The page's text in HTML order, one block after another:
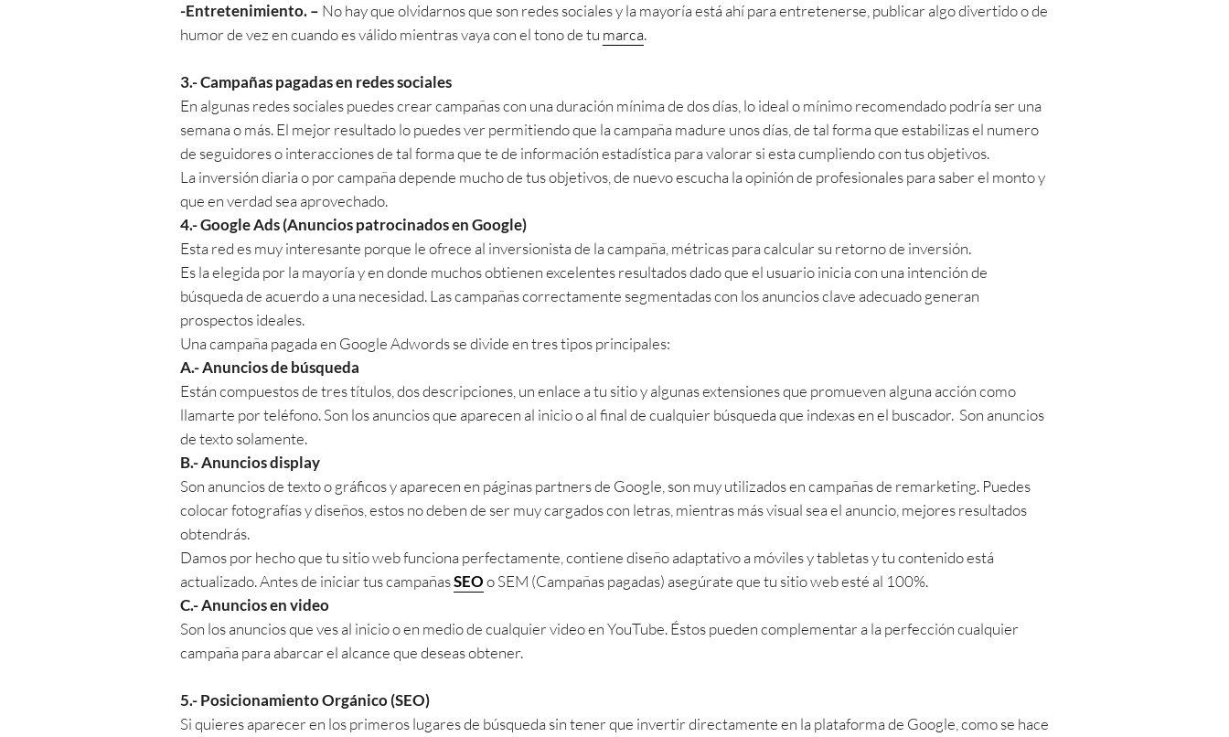
-Entretenimiento. – No hay que olvidarnos que son redes sociales y la mayoría está ahí para entretenerse, publicar algo divertido o de
humor de vez en cuando es válido mientras vaya con el tono de tu marca.
3.- Campañas pagadas en redes sociales
En algunas redes sociales puedes crear campañas con una duración mínima de dos días, lo ideal o mínimo recomendado podría ser una
semana o más. El mejor resultado lo puedes ver permitiendo que la campaña madure unos días, de tal forma que estabilizas el numero
de seguidores o interacciones de tal forma que te de información estadística para valorar si esta cumpliendo con tus objetivos.
La inversión diaria o por campaña depende mucho de tus objetivos, de nuevo escucha la opinión de profesionales para saber el monto y
que en verdad sea aprovechado.
4.- Google Ads(Anuncios patrocinados en Google)
Esta red es muy interesante porque le ofrece al inversionista de la campaña, métricas para calcular su retorno de inversión.
Es la elegida por la mayoría y en donde muchos obtienen excelentes resultados dado que el usuario inicia con una intención de
búsqueda de acuerdo a una necesidad. Las campañas correctamente segmentadas con los anuncios clave adecuado generan
prospectos ideales.
Una campaña pagada en Google Adwords se divide en tres tipos principales:
A.- Anuncios de búsqueda
Están compuestos de tres títulos, dos descripciones, un enlace a tu sitio y algunas extensiones que promueven alguna acción como
llamarte por teléfono. Son los anuncios que aparecen al inicio o al final de cualquier búsqueda que indexas en el buscador. Son anuncios
de texto solamente.
B.- Anuncios display
Son anuncios de texto o gráficos y aparecen en páginas partners de Google, son muy utilizados en campañas de remarketing. Puedes
colocar fotografías y diseños, estos no deben de ser muy cargados con letras, mientras más visual sea el anuncio, mejores resultados
obtendrás.
Damos por hecho que tu sitio web funciona perfectamente, contiene diseño adaptativo a móviles y tabletas y tu contenido está
actualizado. Antes de iniciar tus campañasSEOo SEM (Campañas pagadas) asegúrate que tu sitio web esté al 100%.
C.- Anuncios en video
Son los anuncios que ves al inicio o en medio de cualquier video en YouTube. Éstos pueden complementar a la perfección cualquier
campaña para abarcar el alcance que deseas obtener.
5.-Posicionamiento Orgánico (SEO)
Si quieres aparecer en los primeros lugares de búsqueda sin tener que invertir directamente en la plataforma de Google, como se hace